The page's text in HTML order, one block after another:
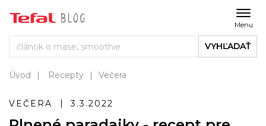
Menu
VYHĽADAŤ
Úvod Recepty Večera
VEČERA 3.3.2022